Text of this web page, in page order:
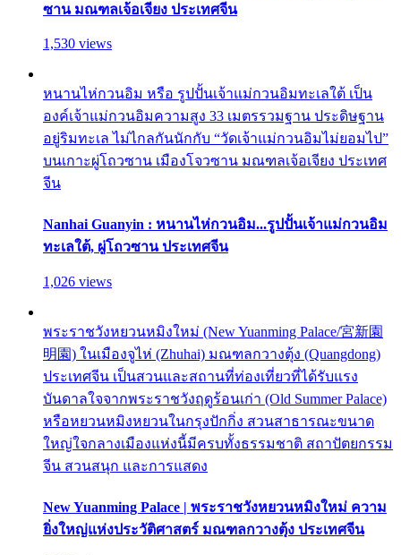
ซาน มณฑลเจ้อเจียง ประเทศจีน
1,530 views
หนานไห่กวนอิม หรือ รูปปั้นเจ้าแม่กวนอิมทะเลใต้ เป็น
องค์เจ้าแม่กวนอิมความสูง 33 เมตรรวมฐาน ประดิษฐาน
อยู่ริมทะเล ไม่ไกลกันนักกับ “วัดเจ้าแม่กวนอิมไม่ยอมไป”
บนเกาะผู่โถวซาน เมืองโจวซาน มณฑลเจ้อเจียง ประเทศ
จีน
Nanhai Guanyin : หนานไห่กวนอิม...รูปปั้นเจ้าแม่กวนอิม
ทะเลใต้, ผู่โถวซาน ประเทศจีน
1,026 views
พระราชวังหยวนหมิงใหม่ (New Yuanming Palace/宮新園
明園) ในเมืองจูไห่ (Zhuhai) มณฑลกวางตุ้ง (Quangdong)
ประเทศจีน เป็นสวนและสถานที่ท่องเที่ยวที่ได้รับแรง
บันดาลใจจากพระราชวังฤดูร้อนเก่า (Old Summer Palace)
หรือหยวนหมิงหยวนในกรุงปักกิ่ง สวนสาธารณะขนาด
ใหญ่ใจกลางเมืองแห่งนี้มีครบทั้งธรรมชาติ สถาปัตยกรรม
จีน สวนสนุก และการแสดง
New Yuanming Palace | พระราชวังหยวนหมิงใหม่ ความ
ยิ่งใหญ่แห่งประวัติศาสตร์ มณฑลกวางตุ้ง ประเทศจีน